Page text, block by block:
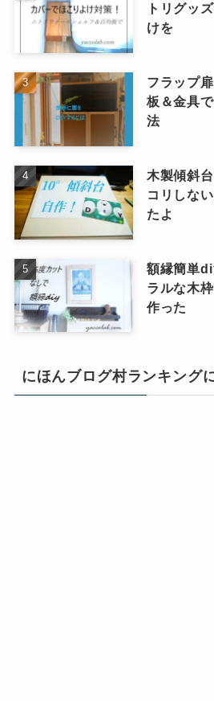
トリグッ
けを
フラップ
板＆金具
法
木製傾斜
コリしな
たよ
額縁簡単
ラルな木
作った
にほんブログ村ランキング